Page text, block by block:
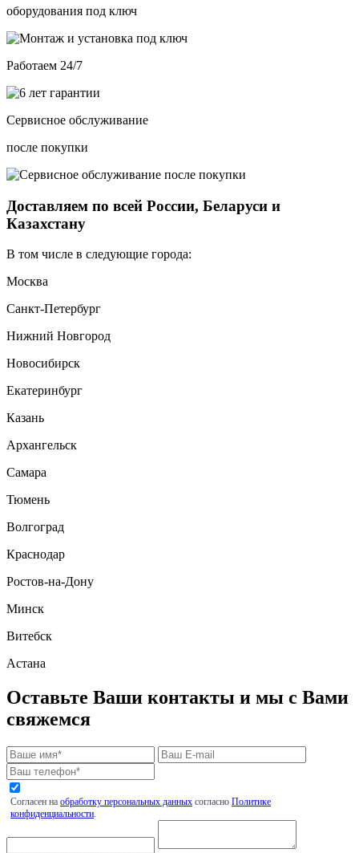
оборудования под ключ
Работаем 24/7
Сервисное обслуживание
после покупки
Доставляем по всей России, Беларуси и
Казахстану
В том числе в следующие города:
Москва
Санкт-Петербург
Нижний Новгород
Новосибирск
Екатеринбург
Казань
Архангельск
Самара
Тюмень
Волгоград
Краснодар
Ростов-на-Дону
Минск
Витебск
Астана
Оставьте Ваши контакты и мы с Вами
свяжемся
Согласен на обработку персональных данных согласно Политике
конфиденциальности.